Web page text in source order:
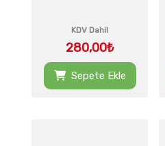
KDV Dahil
280,00₺
Sepete Ekle